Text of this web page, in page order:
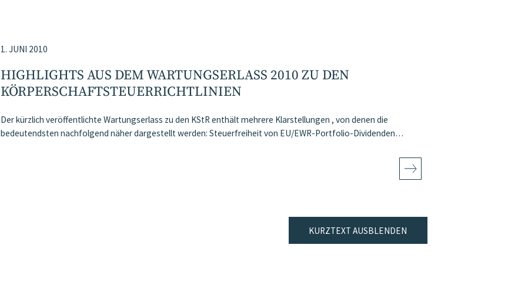
1. JUNI 2010
HIGHLIGHTS AUS DEM WARTUNGSERLASS 2010 ZU DEN
KÖRPERSCHAFTSTEUERRICHTLINIEN
Der kürzlich veröffentlichte Wartungserlass zu den KStR enthält mehrere Klarstellungen , von denen die
bedeutendsten nachfolgend näher dargestellt werden: Steuerfreiheit von EU/EWR-Portfolio-Dividenden…
KURZTEXT AUSBLENDEN